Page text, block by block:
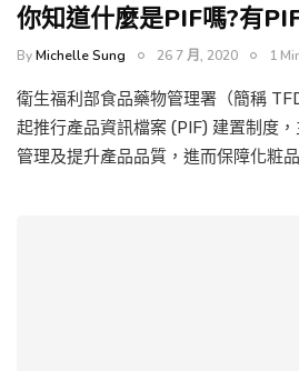
你知道什麼是PIF嗎?有
ByMichelle Sung 26 7 月, 2020 1
衛生福利部食品藥物管理署（簡稱
起推行產品資訊檔案 (PIF) 建置制度
管理及提升產品品質，進而保障化粧